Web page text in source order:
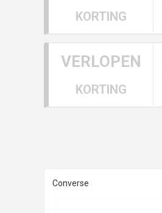
KORTING
VERLOPEN
KORTING
Converse